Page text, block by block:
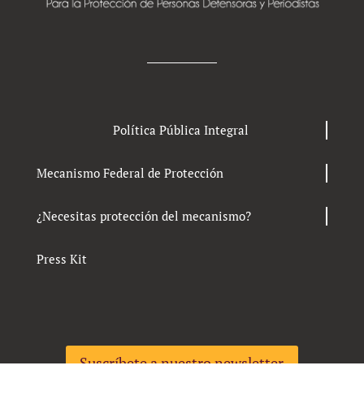
Política Pública Integral
Mecanismo Federal de Protección
¿Necesitas protección del mecanismo?
Press Kit
Suscríbete a nuestro newsletter